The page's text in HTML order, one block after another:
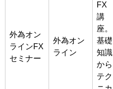
外為オン
ラインFX
セミナー
外為オン
ライン
FX
講
座。
基礎
知識
から
テク